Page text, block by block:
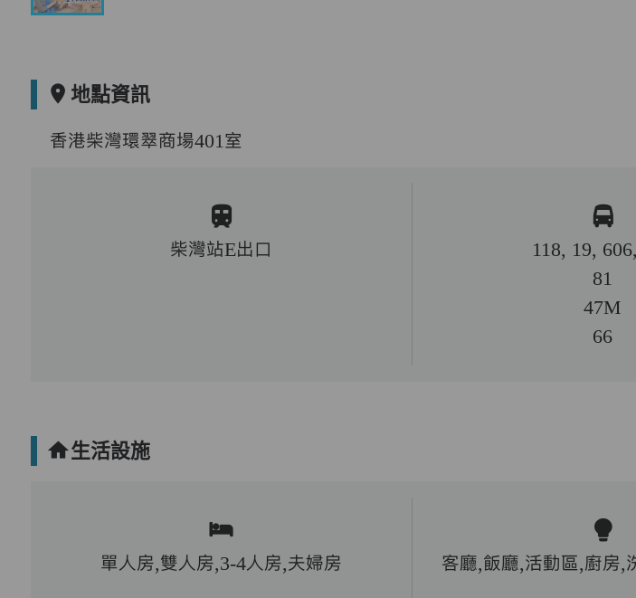
地點資訊
香港柴灣環翠商場401室
柴灣站E出口
118, 19,
81
47M
66
生活設施
單人房,雙人房,3-4人房,夫婦房 客廳,飯廳,活動區,廚房,